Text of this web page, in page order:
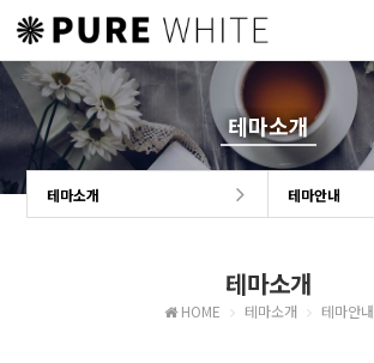
테마소개
테마소개 테마안내
테마소개
HOME 테마소개 테마안내